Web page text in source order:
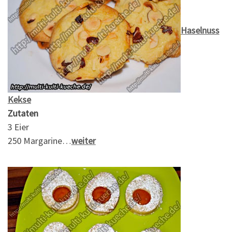
Haselnuss
Kekse
Zutaten
3 Eier
250 Margarine…weiter